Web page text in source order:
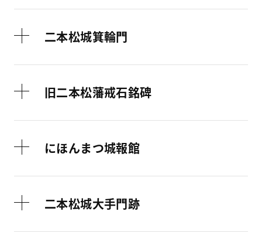
二本松城箕輪門
旧二本松藩戒石銘碑
にほんまつ城報館
二本松城大手門跡